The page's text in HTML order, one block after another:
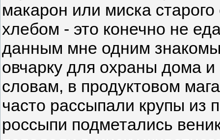
макарон или миска
хлебом - это конечно не
данным мне одним
овчарку для охраны дома
словам, в продуктовом
часто рассыпали крупы из
россыпи подметались